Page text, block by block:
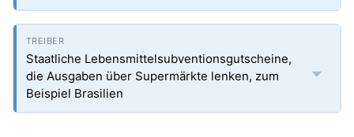
Staatliche Lebensmittelsubventionsgutscheine,
die Ausgaben über Supermärkte lenken, zum
Beispiel Brasilien